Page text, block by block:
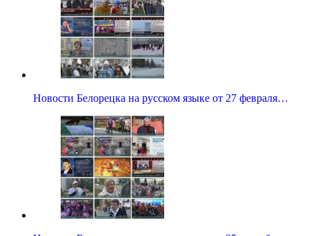
Новости Белорецка на русском языке от 27 февраля…